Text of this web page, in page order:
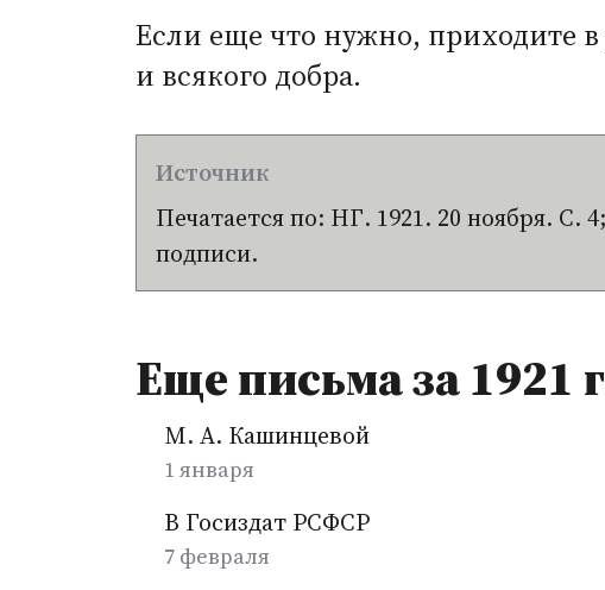
Если еще что нужно, приходите
и всякого добра.
Печатается по: НГ. 1921. 20 ноября. С.
подписи.
Еще письма за 1921
М. А. Кашинцевой
1 января
В Госиздат РСФСР
7 февраля